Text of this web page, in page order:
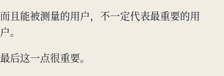
而且能被测量的用户，不一定代表最重要的用
户。
最后这一点很重要。